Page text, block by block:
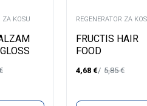
ZA KOSU REGENERATOR ZA
FRUCTIS HAIR
FOOD
PAPAYA 350ML
4,68 € 5,85€